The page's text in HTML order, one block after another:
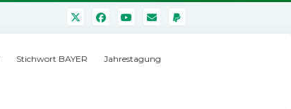
Stichwort BAYER Jahrestagung